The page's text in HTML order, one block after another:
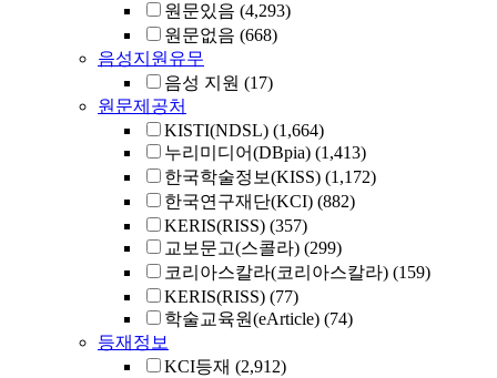
원문있음 (4,293)
원문없음 (668)
음성지원유무
음성 지원 (17)
원문제공처
KISTI(NDSL) (1,664)
누리미디어(DBpia) (1,413)
한국학술정보(KISS) (1,172)
한국연구재단(KCI) (882)
KERIS(RISS) (357)
교보문고(스콜라) (299)
코리아스칼라(코리아스칼라) (159)
KERIS(RISS) (77)
학술교육원(eArticle) (74)
등재정보
KCI등재 (2,912)